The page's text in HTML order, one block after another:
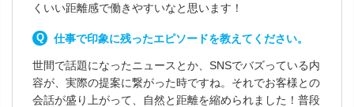
くいい距離感で働きやすいなと思います！
仕事で印象に残ったエピソードを教えてください。
世間で話題になったニュースとか、SNSでバズっている内
容が、実際の提案に繋がった時ですね。それでお客様との
会話が盛り上がって、自然と距離を縮められました！普段